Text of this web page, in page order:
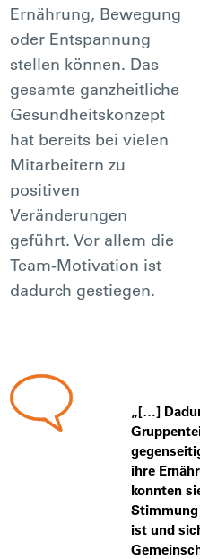
Ernährung, Bewegung
oder Entspannung
stellen können. Das
gesamte ganzheitliche
Gesundheitskonzept
hat bereits bei vielen
Mitarbeitern zu
positiven
Veränderungen
geführt. Vor allem die
Team-Motivation ist
dadurch gestiegen.
„[…]
ihre
konnten
Stimmung
ist und